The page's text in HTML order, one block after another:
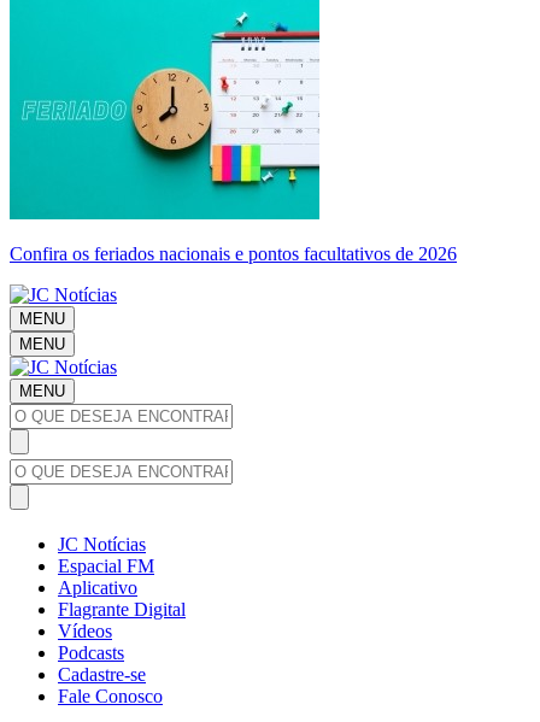
Confira os feriados nacionais e pontos facultativos de 2026
MENU
MENU
MENU
JC Notícias
Espacial FM
Aplicativo
Flagrante Digital
Vídeos
Podcasts
Cadastre-se
Fale Conosco